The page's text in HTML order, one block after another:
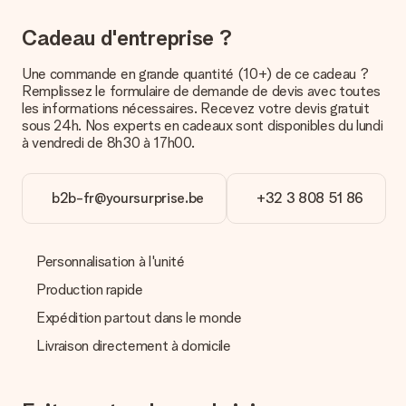
Quel est le délai de livraison ? Quand est-ce que mon
cadeau sera livré ?
Le délai de livraison est indiqué sur la page du produit choisi.
Quelles sont les options de livraison ?
Pour l’instant, il n’est pas (encore) possible de choisir une
option de livraison. Le cadeau commandé vous est envoyé par
la poste ou par transporteur. Si vous voulez savoir de quelle
contacter notre service client.
Comment puis-je régler ma commande ?
Nous proposons les formes de paiement suivantes : Paypal,
carte bancaire ou par virement bancaire. Comptez un délai de
3 jours supplémentaires pour la livraison de votre cadeau en
cas de paiement par virement bancaire.
Que puis-je faire si le cadeau ne me convient pas tout à
Cadeau d'entreprise ?
Une commande en grande quantité (10+) de ce cadeau ?
Remplissez le formulaire de demande de devis avec toutes
les informations nécessaires. Recevez votre devis gratuit
sous 24h. Nos experts en cadeaux sont disponibles du lundi
à vendredi de 8h30 à 17h00.
b2b-fr@yoursurprise.be +32 3 808 51 86
Personnalisation à l'unité
Production rapide
Expédition partout dans le monde
Livraison directement à domicile